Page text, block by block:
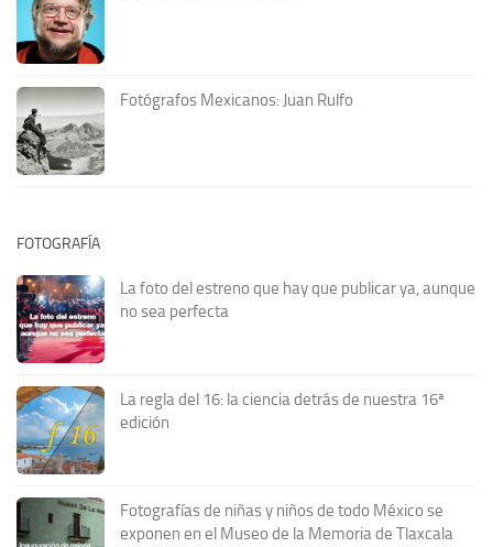
Fotógrafos Mexicanos: Juan Rulfo
FOTOGRAFÍA
La foto del estreno que hay que publicar ya, aunque
no sea perfecta
La regla del 16: la ciencia detrás de nuestra 16ª
edición
Fotografías de niñas y niños de todo México se
exponen en el Museo de la Memoria de Tlaxcala